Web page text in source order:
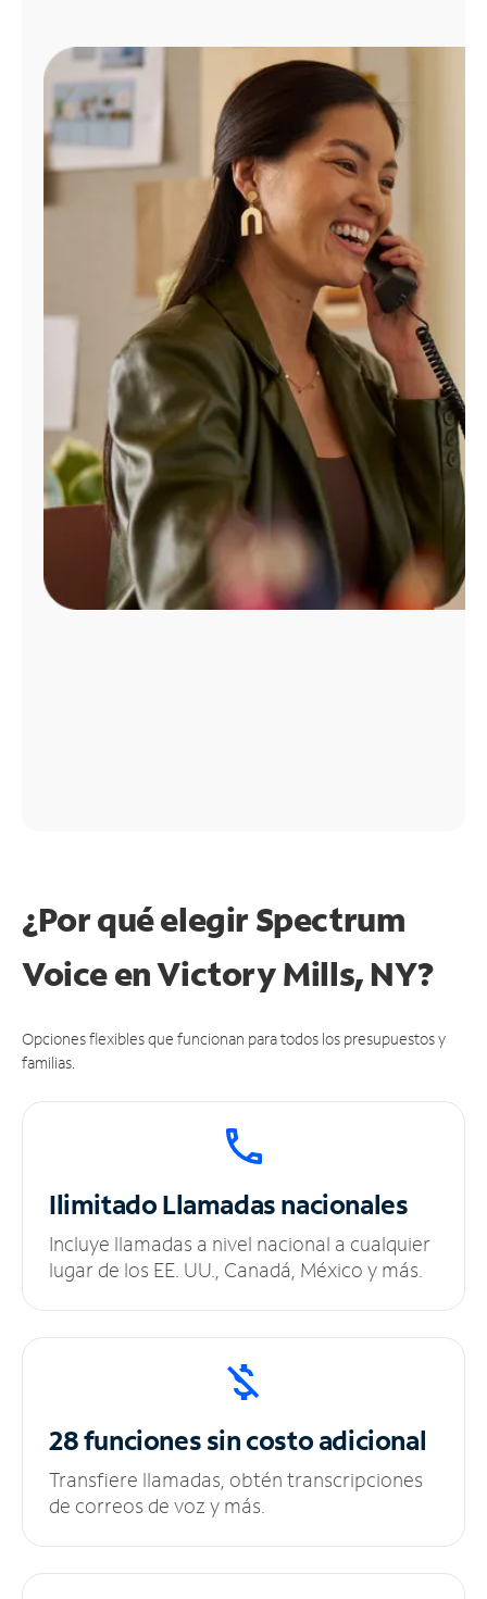
Administrar
cuenta
Encuentra
tienda
¿Por qué elegir Spectrum
Voice en Victory Mills, NY?
Opciones flexibles que funcionan para todos los presupuestos y
familias.
IlimitadoLlamadas nacionales
Incluye llamadas a nivel nacional a cualquier
lugar de los EE. UU., Canadá, México y más.
28 funciones sincosto adicional
Transfiere llamadas, obtén transcripciones
de correos de voz y más.